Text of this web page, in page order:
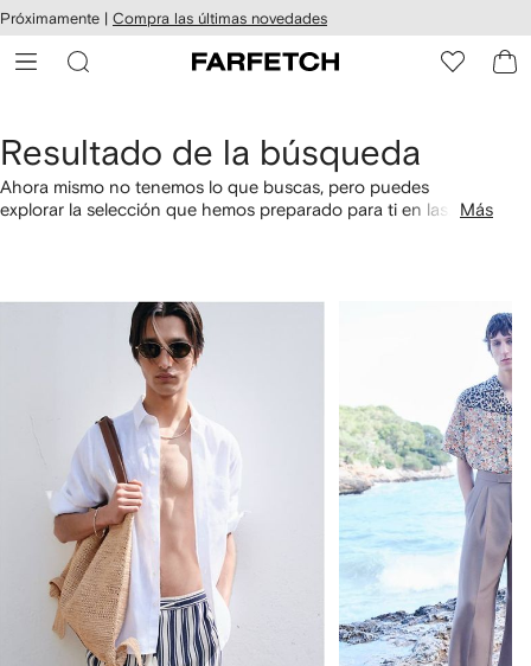
al
Próximamente | Compra las últimas novedades
Resultado de la búsqueda
Ahora mismo no tenemos lo que buscas, pero puedes
explorar la selección que hemos preparado para ti en las
Más